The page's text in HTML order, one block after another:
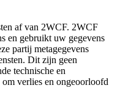
af van 2WCF. 2WCF
en gebruikt uw gegevens
partij metagegevens
Dit zijn geen
technische en
om verlies en ongeoorloofd